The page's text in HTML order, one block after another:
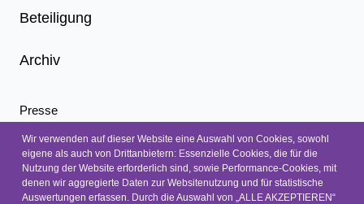
Beteiligung
Archiv
Presse
Infoletter
Nachrichten
Kontakt
Wir verwenden auf dieser Website eine Auswahl von Cookies, sowohl
eigene als auch von Drittanbietern: Essenzielle Cookies, die für die
Nutzung der Website erforderlich sind, sowie Performance-Cookies, mit
denen wir aggregierte Daten zur Websitenutzung und für statistische
Auswertungen erfassen. Durch die Auswahl von „ALLE AKZEPTIEREN“